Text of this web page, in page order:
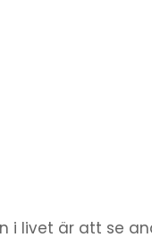
i livet är att se